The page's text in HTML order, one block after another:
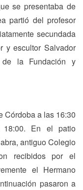
se presentaba de
partió del profesor
secundada
y escultor Salvador
de la Fundación y
Córdoba a las 16:30
En el patio
antiguo Colegio
recibidos por el
el Hermano
pasaron a